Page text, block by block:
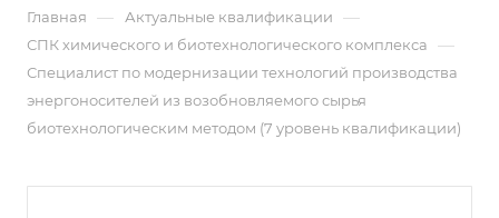
Главная — Актуальные квалификации —
СПК химического и биотехнологического комплекса —
Специалист по модернизации технологий производства
энергоносителей из возобновляемого сырья
биотехнологическим методом (7 уровень квалификации)